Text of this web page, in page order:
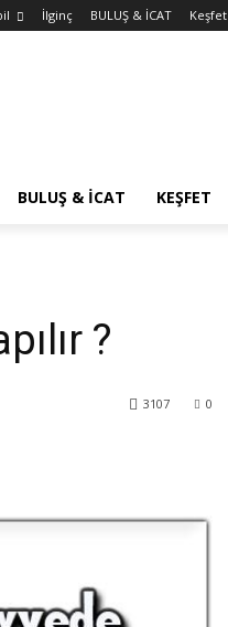
İlginç BULUŞ & İCAT Keşfet
BULUŞ & İCAT KEŞFET
?
0
3107